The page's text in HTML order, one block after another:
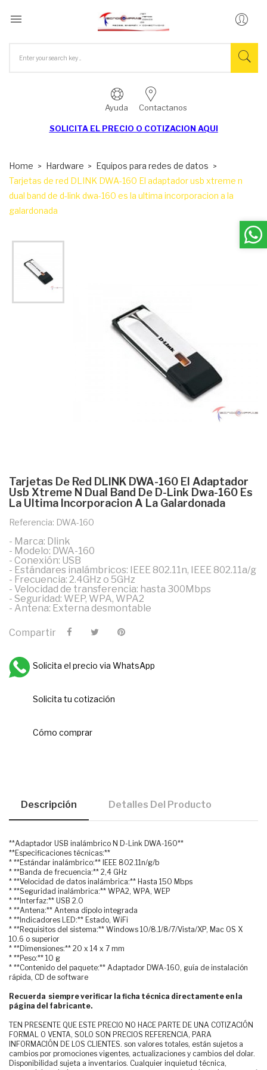

Ayuda Contactanos
SOLICITA EL PRECIO O COTIZACION AQUI
Home Hardware
Equipos para redes de datos
Tarjetas de red DLINK DWA-160 El adaptador usb xtreme n
dual band de d-link dwa-160 es la ultima incorporacion a la
galardonada
Tarjetas De Red DLINK DWA-160 El Adaptador
Usb Xtreme N Dual Band De D-Link Dwa-160 Es
La Ultima Incorporacion A La Galardonada
Referencia: DWA-160
- Marca: Dlink
- Modelo: DWA-160
- Conexión: USB
- Estándares inalámbricos: IEEE 802.11n, IEEE 802.11a/g
- Frecuencia: 2.4GHz o 5GHz
- Velocidad de transferencia: hasta 300Mbps
- Seguridad: WEP, WPA, WPA2
- Antena: Externa desmontable
Compartir
Solicita el precio via WhatsApp
Solicita tu cotización
Cómo comprar
Descripción Detalles Del Producto
**Adaptador USB inalámbrico N D-Link DWA-160**
**Especificaciones técnicas:**
* **Estándar inalámbrico:** IEEE 802.11n/g/b
* **Banda de frecuencia:** 2,4 GHz
* **Velocidad de datos inalámbrica:** Hasta 150 Mbps
* **Seguridad inalámbrica:** WPA2, WPA, WEP
* **Interfaz:** USB 2.0
* **Antena:** Antena dipolo integrada
* **Indicadores LED:** Estado, WiFi
* **Requisitos del sistema:** Windows 10/8.1/8/7/Vista/XP, Mac OS X
10.6 o superior
* **Dimensiones:** 20 x 14 x 7 mm
* **Peso:** 10 g
* **Contenido del paquete:** Adaptador DWA-160, guía de instalación
rápida, CD de software
Recuerda siempre verificar la ficha técnica directamente en la
página del fabricante.
TEN PRESENTE QUE ESTE PRECIO NO HACE PARTE DE UNA COTIZACIÓN
FORMAL O VENTA, SOLO SON PRECIOS REFERENCIA, PARA
INFORMACIÓN DE LOS CLIENTES. son valores totales, están sujetos a
cambios por promociones vigentes, actualizaciones y cambios del dolar.
Disponibilidad sujeta a inventarios. Cualquier inquietud técnica,